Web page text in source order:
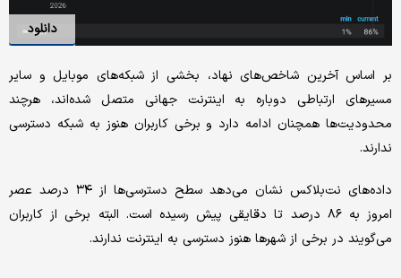
دانلود
بر اساس آخرین شاخص‌های نهاد، بخشی از شبکه‌های موبایل و سایر
مسیرهای ارتباطی دوباره به اینترنت جهانی متصل شده‌اند، هرچند
محدودیت‌ها همچنان ادامه دارد و برخی کاربران هنوز به شبکه دسترسی
ندارند.
داده‌های نت‌بلاکس نشان می‌دهد سطح دسترسی‌ها از ۳۴ درصد عصر
امروز به ۸۶ درصد تا دقایقی پیش رسیده است. البته برخی از کاربران
می‌گویند در برخی از شهرها هنوز دسترسی به اینترنت ندارند.